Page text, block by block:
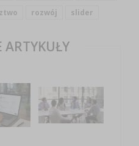
rozwój slider
ARTYKUŁY